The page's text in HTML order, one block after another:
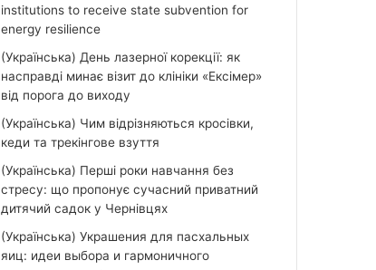
institutions to receive state subvention for
energy resilience
(Українська) День лазерної корекції: як
насправді минає візит до клініки «Ексімер»
від порога до виходу
(Українська) Чим відрізняються кросівки,
кеди та трекінгове взуття
(Українська) Перші роки навчання без
стресу: що пропонує сучасний приватний
дитячий садок у Чернівцях
(Українська) Украшения для пасхальных
яиц: идеи выбора и гармоничного